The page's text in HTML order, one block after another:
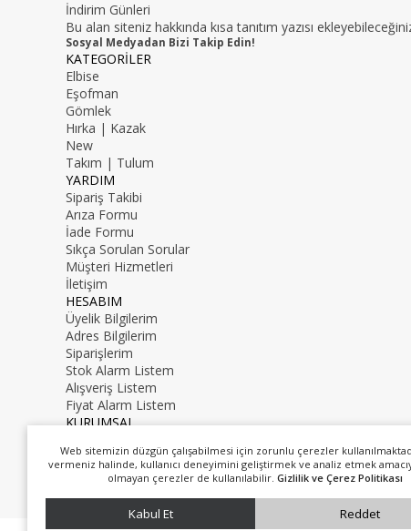
Web sitemizin düzgün çalışabilmesi için zorunlu çerezler
vermeniz halinde, kullanıcı deneyimini geliştirmek ve analiz etmek
olmayan çerezler de kullanılabilir. Gizlilik ve Çerez Politikası
Kabul Et Reddet
İndirim Günleri
Bu alan siteniz hakkında kısa tanıtım yazısı
Sosyal Medyadan Bizi Takip Edin!
KATEGORİLER
Elbise
Eşofman
Gömlek
Hırka | Kazak
New
Takım | Tulum
YARDIM
Sipariş Takibi
Arıza Formu
İade Formu
Sıkça Sorulan Sorular
Müşteri Hizmetleri
İletişim
HESABIM
Üyelik Bilgilerim
Adres Bilgilerim
Siparişlerim
Stok Alarm Listem
Alışveriş Listem
Fiyat Alarm Listem
KURUMSAL
Hakkımızda
0216 000 00 00